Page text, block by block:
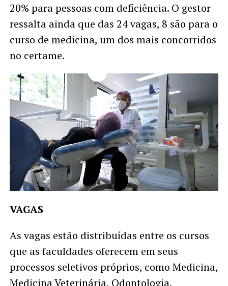
20% para pessoas com deficiência. O gestor
ressalta ainda que das 24 vagas, 8 são para o
curso de medicina, um dos mais concorridos
no certame.
VAGAS
As vagas estão distribuídas entre os cursos
que as faculdades oferecem em seus
processos seletivos próprios, como Medicina,
Medicina Veterinária, Odontologia,